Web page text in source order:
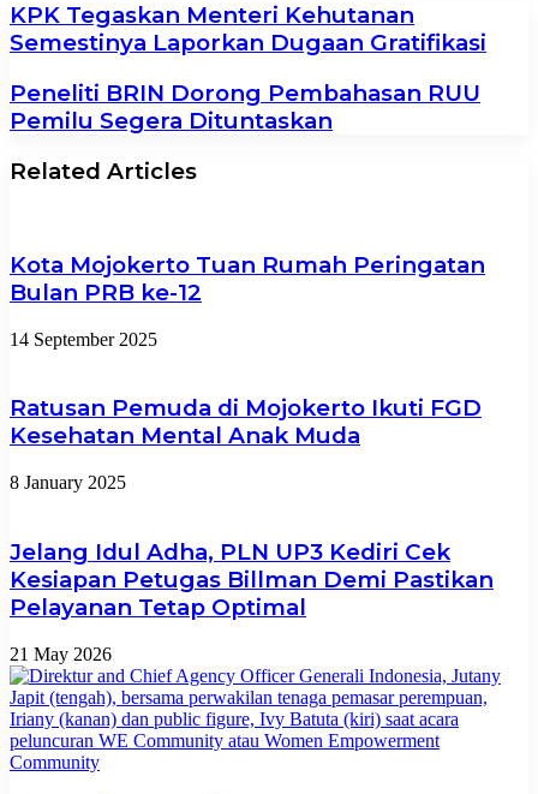
KPK Tegaskan Menteri Kehutanan
Semestinya Laporkan Dugaan Gratifikasi
Peneliti BRIN Dorong Pembahasan RUU
Pemilu Segera Dituntaskan
Related Articles
Kota Mojokerto Tuan Rumah Peringatan
Bulan PRB ke-12
14 September 2025
Ratusan Pemuda di Mojokerto Ikuti FGD
Kesehatan Mental Anak Muda
8 January 2025
Jelang Idul Adha, PLN UP3 Kediri Cek
Kesiapan Petugas Billman Demi Pastikan
Pelayanan Tetap Optimal
21 May 2026